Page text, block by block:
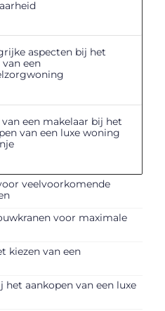
aspecten bij het
van een
een makelaar bij het
van een luxe woning
veelvoorkomende
voor maximale
kiezen van een
het aankopen van een luxe